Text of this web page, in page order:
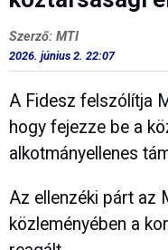
Szerző: MTI
2026. június 2. 22:07
A Fidesz felszólítja
hogy fejezze be a
alkotmányellenes
Az ellenzéki párt az
közleményében a